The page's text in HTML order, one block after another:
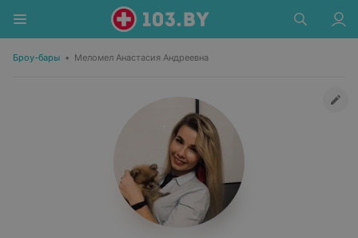
Броу-бары • Меломел Анастасия Андреевна